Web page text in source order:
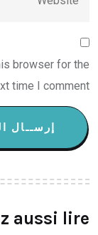
browser for the
time I comment.
aussi lire